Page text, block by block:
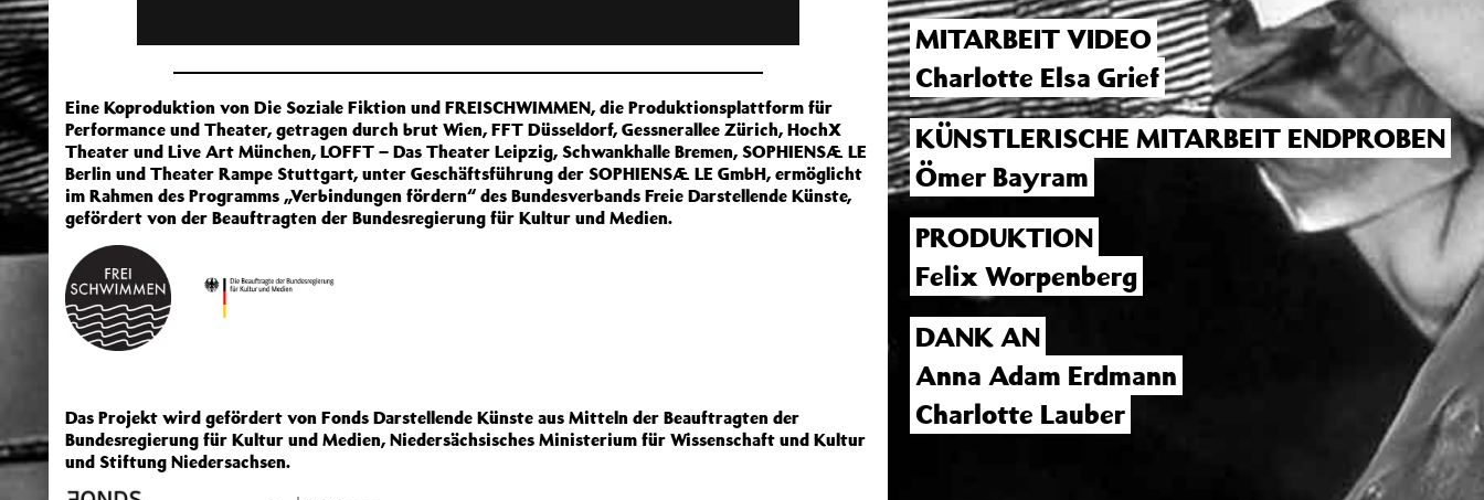
Eine Koproduktion von Die Soziale Fiktion und FREISCHWIMMEN, die Produktionsplattform für
Performance und Theater, getragen durch brut Wien, FFT Düsseldorf, Gessnerallee Zürich, HochX
Theater und Live Art München, LOFFT – Das Theater Leipzig, Schwankhalle Bremen, SOPHIENSÆLE
Berlin und Theater Rampe Stuttgart, unter Geschäftsführung der SOPHIENSÆLE GmbH, ermöglicht
im Rahmen des Programms „Verbindungen fördern“ des Bundesverbands Freie Darstellende Künste,
gefördert von der Beauftragten der Bundesregierung für Kultur und Medien.
Das Projekt wird gefördert von Fonds Darstellende Künste aus Mitteln der Beauftragten der
Bundesregierung für Kultur und Medien, Niedersächsisches Ministerium für Wissenschaft und Kultur
und Stiftung Niedersachsen.
MITARBEIT VIDEO
Charlotte Elsa Grief
KÜNSTLERISCHE MITARBEIT ENDPROBEN
Ömer Bayram
PRODUKTION
Felix Worpenberg
DANK AN
Anna Adam Erdmann
Charlotte Lauber